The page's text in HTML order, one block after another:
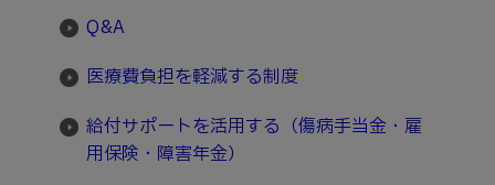
Q&A
医療費負担を軽減する制度
給付サポートを活用する（傷病手当金・雇
用保険・障害年金）